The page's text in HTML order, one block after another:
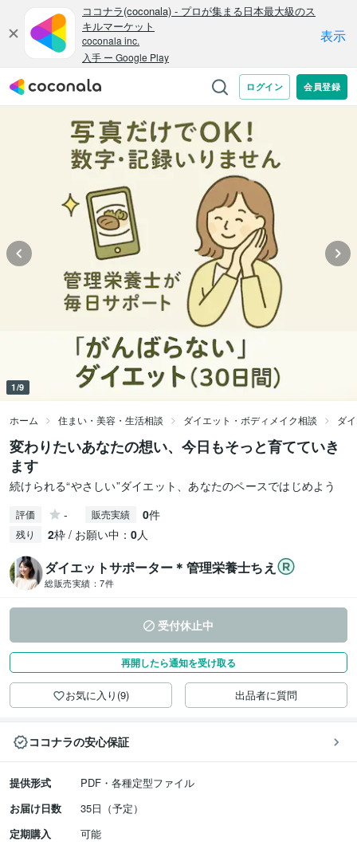
1/9
ホーム 住まい・美容・生活相談 ダイエット・ボディメイク相談 ダ
変わりたいあなたの想い、今日もそっと育てていき
ます
続けられる“やさしい”ダイエット、あなたのペースではじめよう
評価 - 販売実績 0件
残り 2枠 / お願い中： 0人
ダイエットサポーター＊管理栄養士ちえ
総販売実績： 7件
受付休止中
再開したら通知を受け取る
お気に入り(9) 出品者に質問
ココナラの安心保証
提供形式
PDF・各種定型ファイル
お届け日数
35日（予定）
定期購入
可能